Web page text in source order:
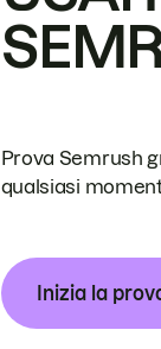
Prova Semrush
qualsiasi
Inizia la